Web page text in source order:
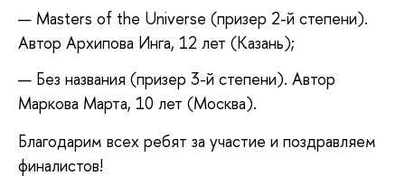
Masters of the Universe (призер 2-й степени).
Автор Архипова Инга, 12 лет (Казань);
Без названия (призер 3-й степени). Автор
Маркова Марта, 10 лет (Москва).
Благодарим всех ребят за участие и поздравляем
финалистов!